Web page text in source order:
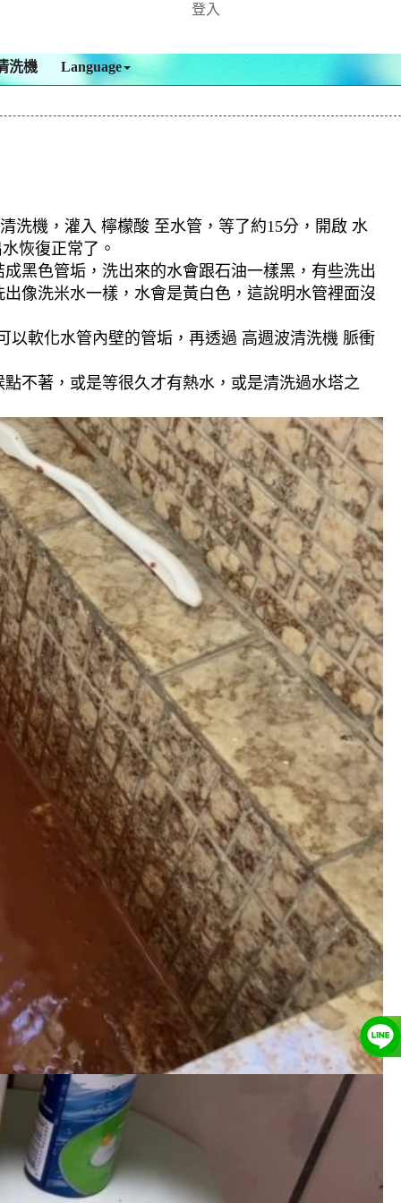
登入
洗機 Language
洗機，灌入 檸檬酸 至水管，等了約15分，開啟 水
恢復正常了。
黑色管垢，洗出來的水會跟石油一樣黑，有些洗出
像洗米水一樣，水會是黃白色，這說明水管裡面沒
軟化水管內壁的管垢，再透過 高週波清洗機 脈衝
不著，或是等很久才有熱水，或是清洗過水塔之